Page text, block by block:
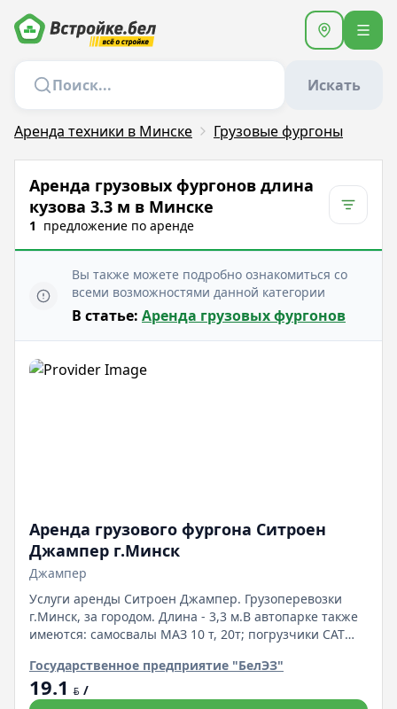
Искать
Аренда техники в Минске Грузовые фургоны
Аренда грузовых фургонов длина
кузова 3.3 м в Минске
1 предложение по аренде
Вы также можете подробно ознакомиться со
всеми возможностями данной категории
В статье: Аренда грузовых фургонов
Аренда грузового фургона Ситроен
Джампер г.Минск
Джампер
Услуги аренды Ситроен Джампер. Грузоперевозки
г.Минск, за городом. Длина - 3,3 м.В автопарке также
имеются: самосвалы МАЗ 10 т, 20т; погрузчики CAT
Государственное предприятие "БелЭЗ"
19.1 BYN /